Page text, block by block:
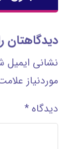
دیدگاهتان
نشانی ایمیل
موردنیاز
دیدگاه*